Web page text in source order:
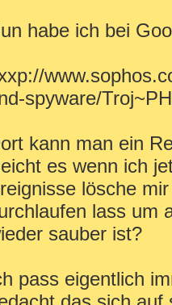
habe ich bei
spyware/
kann man ein
es wenn ich
lösche
lass um
sauber ist?
pass eigentlich